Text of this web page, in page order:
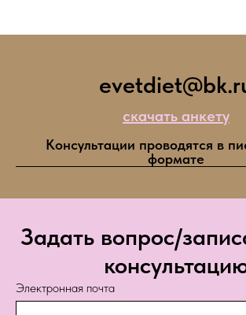
скачать анкету
Консультации проводятся в
формате
Задать вопрос/
Электронная почта